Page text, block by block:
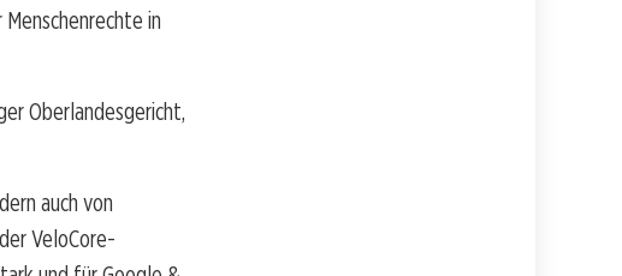
in
Oberlandesgericht,
auch von
VeloCore-